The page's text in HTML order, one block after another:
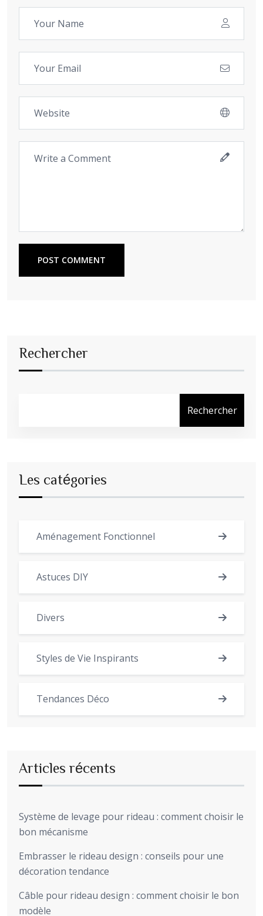
POST COMMENT
Rechercher
Rechercher
Les catégories
Aménagement Fonctionnel
Astuces DIY
Divers
Styles de Vie Inspirants
Tendances Déco
Articles récents
Système de levage pour rideau : comment choisir le
bon mécanisme
Embrasser le rideau design : conseils pour une
décoration tendance
Câble pour rideau design : comment choisir le bon
modèle